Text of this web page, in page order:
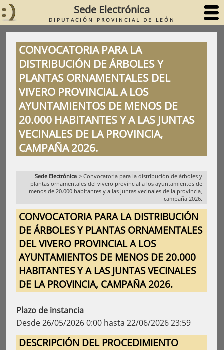
Sede Electrónica
DIPUTACIÓN PROVINCIAL DE LEÓN
CONVOCATORIA PARA LA
DISTRIBUCIÓN DE ÁRBOLES Y
PLANTAS ORNAMENTALES DEL
VIVERO PROVINCIAL A LOS
AYUNTAMIENTOS DE MENOS DE
20.000 HABITANTES Y A LAS JUNTAS
VECINALES DE LA PROVINCIA,
CAMPAÑA 2026.
Sede Electrónica > Convocatoria para la distribución de árboles y
plantas ornamentales del vivero provincial a los ayuntamientos de
menos de 20.000 habitantes y a las juntas vecinales de la provincia,
campaña 2026.
CONVOCATORIA PARA LA DISTRIBUCIÓN
DE ÁRBOLES Y PLANTAS ORNAMENTALES
DEL VIVERO PROVINCIAL A LOS
AYUNTAMIENTOS DE MENOS DE 20.000
HABITANTES Y A LAS JUNTAS VECINALES
DE LA PROVINCIA, CAMPAÑA 2026.
Plazo de instancia
Desde 26/05/2026 0:00 hasta 22/06/2026 23:59
DESCRIPCIÓN DEL PROCEDIMIENTO